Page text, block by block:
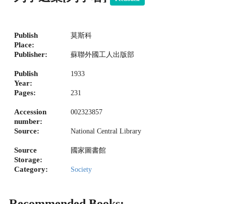
Publish
Place:
莫斯科
Publisher: 蘇聯外國工人出版部
Publish
Year:
1933
Pages: 231
Accession
number:
002323857
Source: National Central Library
Source
Storage:
國家圖書館
Category: Society